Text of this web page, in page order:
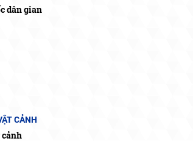
dân gian
CẢNH
cảnh